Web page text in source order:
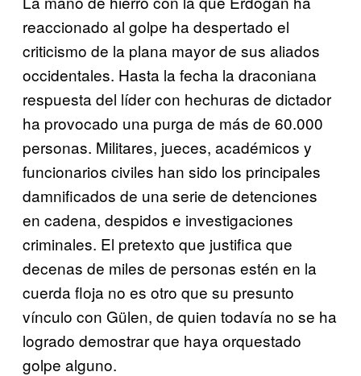
reaccionado al golpe ha despertado el
criticismo de la plana mayor de sus aliados
occidentales. Hasta la fecha la draconiana
respuesta del líder con hechuras de dictador
ha provocado una purga de más de 60.000
personas. Militares, jueces, académicos y
funcionarios civiles han sido los principales
damnificados de una serie de detenciones
en cadena, despidos e investigaciones
criminales. El pretexto que justifica que
decenas de miles de personas estén en la
cuerda floja no es otro que su presunto
vínculo con Gülen, de quien todavía no se ha
logrado demostrar que haya orquestado
golpe alguno.